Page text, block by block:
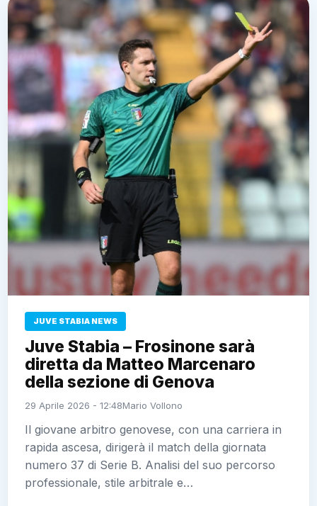
JUVE STABIA NEWS
Juve Stabia – Frosinone sarà
diretta da Matteo Marcenaro
della sezione di Genova
29 Aprile 2026 - 12:48Mario Vollono
Il giovane arbitro genovese, con una carriera in
rapida ascesa, dirigerà il match della giornata
numero 37 di Serie B. Analisi del suo percorso
professionale, stile arbitrale e…